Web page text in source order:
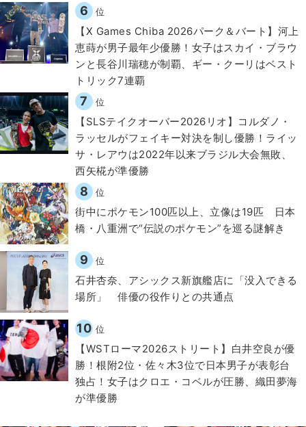
6 位
【X Games Chiba 2026パーク＆バート】河上
恵蒔が男子最年少優勝！女子はスカイ・ブラウ
ンと長谷川瑞穂が制覇、ギー・クーリはベスト
トリック7連覇
7 位
【SLSテイクオーバー2026リオ】コルダノ・
ラッセルがフェイキー対決を制し優勝！ライッ
サ・レアウは2022年以来ブラジル大会無敗、
西矢椛が準優勝
8 位
街中にポケモン100匹以上、立像は19匹 日本
橋・八重洲で“伝説のポケモン”を巡る謎解き
9 位
石井杏奈、アシックス新旗艦店に「没入できる
場所」 俳優の役作りとの共通点
10 位
【WSTローマ2026ストリート】白井空良が優
勝！根附2位・佐々木3位で日本男子が表彰台
独占！女子はクロエ・コベルが圧勝、織田夢海
が準優勝